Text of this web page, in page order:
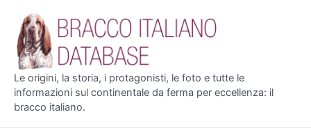
contenuto
Le origini, la storia, i protagonisti, le foto e tutte le
informazioni sul continentale da ferma per eccellenza: il
bracco italiano.